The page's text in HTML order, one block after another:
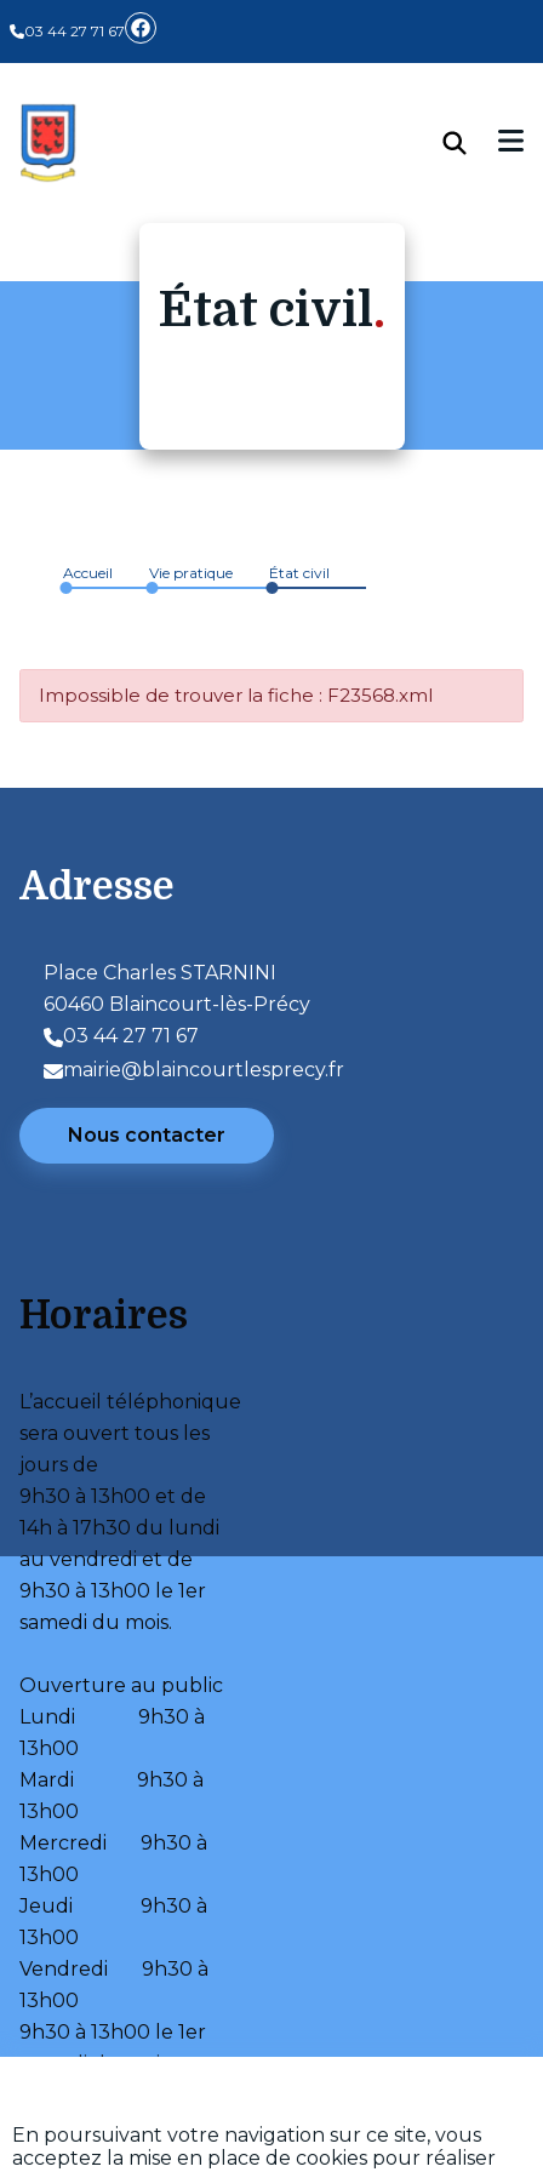
03 44 27 71 67
État civil
Accueil Vie pratique État civil
Impossible de trouver la fiche : F23568.xml
Adresse
Place Charles STARNINI
60460 Blaincourt-lès-Précy
03 44 27 71 67
mairie@blaincourtlesprecy.fr
Nous contacter
Horaires
L’accueil téléphonique
sera ouvert tous les
jours de
9h30 à 13h00 et de
14h à 17h30 du lundi
au vendredi et de
9h30 à 13h00 le 1er
samedi du mois.
Ouverture au public
Lundi             9h30 à
13h00
Mardi             9h30 à
13h00
Mercredi       9h30 à
13h00
Jeudi              9h30 à
13h00
Vendredi       9h30 à
13h00
9h30 à 13h00 le 1er
samedi du mois.
•
Mentions légales •
Panneau de gestion des cookies
En poursuivant votre navigation sur ce site, vous
acceptez la mise en place de cookies pour réaliser